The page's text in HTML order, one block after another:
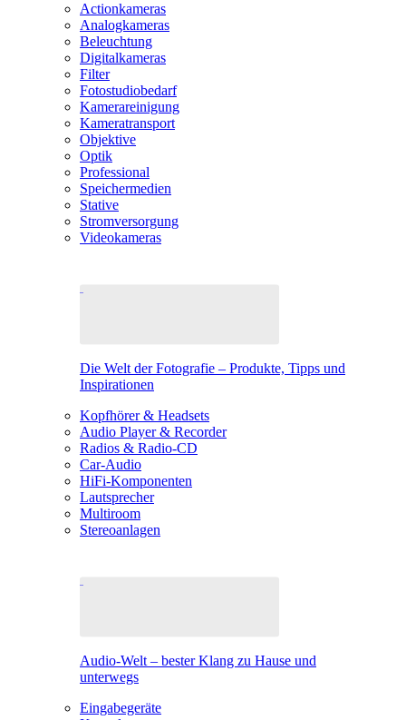
Actionkameras
Analogkameras
Beleuchtung
Digitalkameras
Filter
Fotostudiobedarf
Kamerareinigung
Kameratransport
Objektive
Optik
Professional
Speichermedien
Stative
Stromversorgung
Videokameras
Die Welt der Fotografie – Produkte, Tipps und
Inspirationen
Kopfhörer & Headsets
Audio Player & Recorder
Radios & Radio-CD
Car-Audio
HiFi-Komponenten
Lautsprecher
Multiroom
Stereoanlagen
Audio-Welt – bester Klang zu Hause und
unterwegs
Eingabegeräte